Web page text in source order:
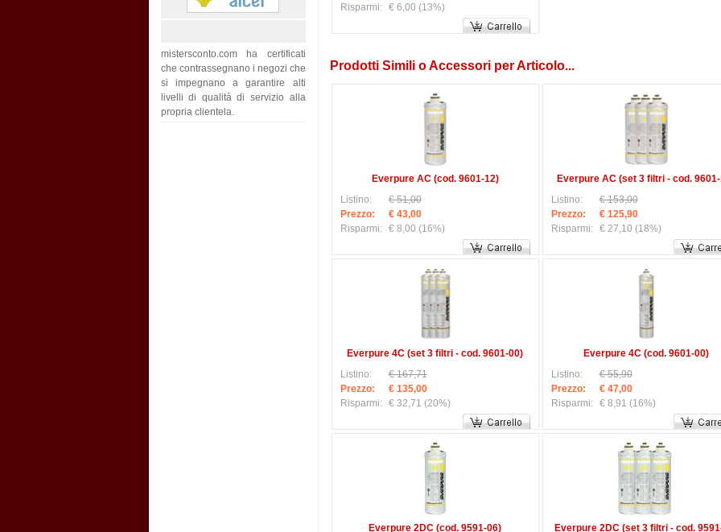
mistersconto.com ha certificati
che contrassegnano i negozi che
si impegnano a garantire alti
livelli di qualità di servizio alla
propria clientela.
Risparmi:
€ 6,00 (13%)
Prodotti Simili o Accessori per Articolo...
Everpure AC (cod. 9601-12)
Listino:
€ 51,00
Prezzo:
€ 43,00
Risparmi:
€ 8,00 (16%)
Everpure AC (set 3 filtri - cod.
Listino:
€ 153,00
Prezzo:
€ 125,90
Risparmi:
€ 27,10 (18%)
Everpure 4C (set 3 filtri - cod. 9601-00)
Listino:
€ 167,71
Prezzo:
€ 135,00
Risparmi:
€ 32,71 (20%)
Everpure 4C (cod. 9601-00)
Listino:
€ 55,90
Prezzo:
€ 47,00
Risparmi:
€ 8,91 (16%)
Everpure 2DC (cod. 9591-06)
Everpure 2DC (set 3 filtri - cod.